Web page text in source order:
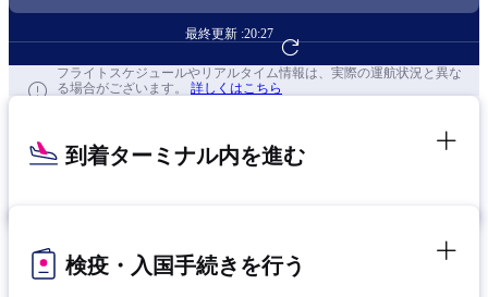
最終更新 :20:27
フライト予約へ
フライトスケジュールやリアルタイム情報は、実際の運航状況と異な
る場合がございます。 詳しくはこちら
到着ターミナル内を進む
検疫・入国手続きを行う